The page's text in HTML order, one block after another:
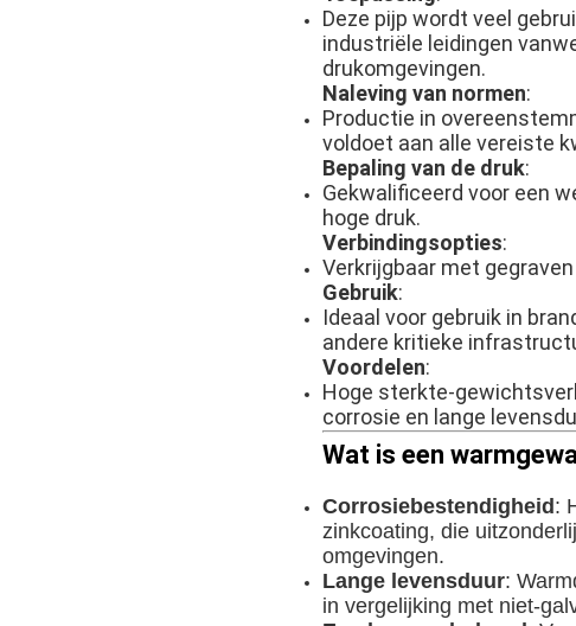
Deze pijp wordt veel
industriële leidingen
drukomgevingen.
Naleving van normen:
Productie in
voldoet aan alle vereiste
Bepaling van de druk:
Gekwalificeerd voor een
hoge druk.
Verbindingsopties:
Verkrijgbaar met
Gebruik:
Ideaal voor gebruik in
andere kritieke
Voordelen:
Hoge sterkte-
corrosie en lange
Wat is een
Corrosiebestendigheid:
zinkcoating, die
omgevingen.
Lange levensduur:
in vergelijking met niet-